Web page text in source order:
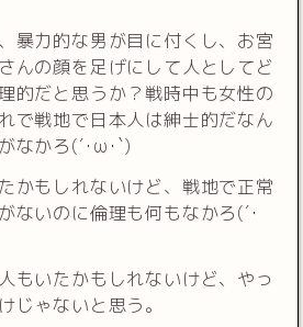
暴力的な男が目に付くし、お宮
んの顔を足げにして人としてど
的だと思うか？戦時中も女性の
で戦地で日本人は紳士的だなん
なかろ(´･ω･`)
かもしれないけど、戦地で正常
ないのに倫理も何もなかろ(´･
もいたかもしれないけど、やっ
じゃないと思う。